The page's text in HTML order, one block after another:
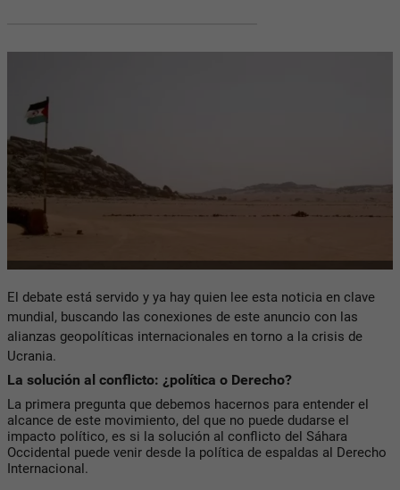
El debate está servido y ya hay quien lee esta noticia en clave
mundial, buscando las conexiones de este anuncio con las
alianzas geopolíticas internacionales en torno a la crisis de
Ucrania.
La solución al conflicto: ¿política o Derecho?
La primera pregunta que debemos hacernos para entender el
alcance de este movimiento, del que no puede dudarse el
impacto político, es si la solución al conflicto del Sáhara
Occidental puede venir desde la política de espaldas al Derecho
Internacional.